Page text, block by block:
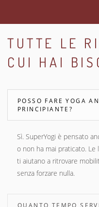
TUTTE LE
CUI HAI
POSSO FARE YOGA
PRINCIPIANTE?
Sì. SuperYogi è pensato
o non ha mai praticato. Le
ti aiutano a ritrovare
senza forzare nulla.